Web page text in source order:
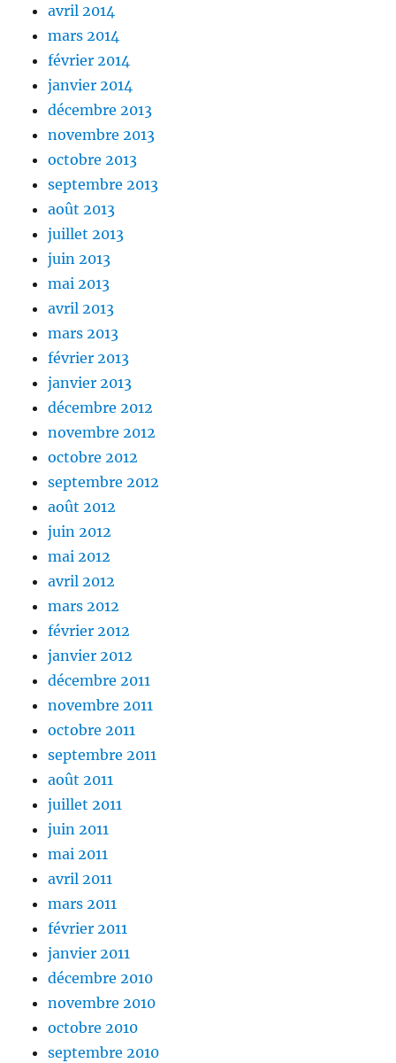
avril 2014
mars 2014
février 2014
janvier 2014
décembre 2013
novembre 2013
octobre 2013
septembre 2013
août 2013
juillet 2013
juin 2013
mai 2013
avril 2013
mars 2013
février 2013
janvier 2013
décembre 2012
novembre 2012
octobre 2012
septembre 2012
août 2012
juin 2012
mai 2012
avril 2012
mars 2012
février 2012
janvier 2012
décembre 2011
novembre 2011
octobre 2011
septembre 2011
août 2011
juillet 2011
juin 2011
mai 2011
avril 2011
mars 2011
février 2011
janvier 2011
décembre 2010
novembre 2010
octobre 2010
septembre 2010